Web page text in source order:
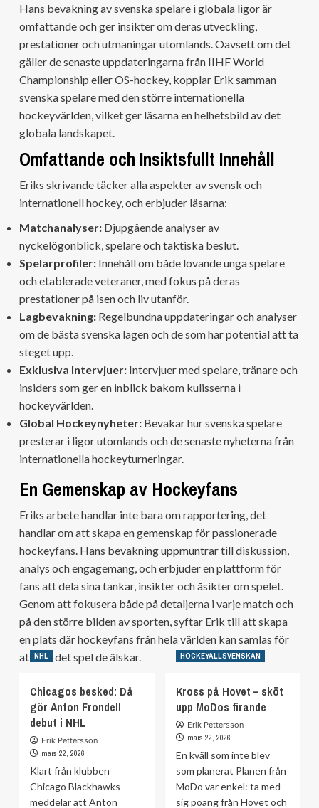
Hans bevakning av svenska spelare i globala ligor är
omfattande och ger insikter om deras utveckling,
prestationer och utmaningar utomlands. Oavsett om det
gäller de senaste uppdateringarna från IIHF World
Championship eller OS-hockey, kopplar Erik samman
svenska spelare med den större internationella
hockeyvärlden, vilket ger läsarna en helhetsbild av det
globala landskapet.
Omfattande och Insiktsfullt Innehåll
Eriks skrivande täcker alla aspekter av svensk och
internationell hockey, och erbjuder läsarna:
Matchanalyser: Djupgående analyser av
nyckelögonblick, spelare och taktiska beslut.
Spelarprofiler: Innehåll om både lovande unga spelare
och etablerade veteraner, med fokus på deras
prestationer på isen och liv utanför.
Lagbevakning: Regelbundna uppdateringar och analyser
om de bästa svenska lagen och de som har potential att ta
steget upp.
Exklusiva Intervjuer: Intervjuer med spelare, tränare och
insiders som ger en inblick bakom kulisserna i
hockeyvärlden.
Global Hockeynyheter: Bevakar hur svenska spelare
presterar i ligor utomlands och de senaste nyheterna från
internationella hockeyturneringar.
En Gemenskap av Hockeyfans
Eriks arbete handlar inte bara om rapportering, det
handlar om att skapa en gemenskap för passionerade
hockeyfans. Hans bevakning uppmuntrar till diskussion,
analys och engagemang, och erbjuder en plattform för
fans att dela sina tankar, insikter och åsikter om spelet.
Genom att fokusera både på detaljerna i varje match och
på den större bilden av sporten, syftar Erik till att skapa
en plats där hockeyfans från hela världen kan samlas för
att fira det spel de älskar.
NHL
Chicagos besked: Då
gör Anton Frondell
debut i NHL
Erik Pettersson
mars 22, 2026
Klart från klubben
Chicago Blackhawks
meddelar att Anton
HOCKEYALLSVENSKAN
Kross på Hovet – sköt
upp MoDos firande
Erik Pettersson
mars 22, 2026
En kväll som inte blev
som planerat Planen från
MoDo var enkel: ta med
sig poäng från Hovet och